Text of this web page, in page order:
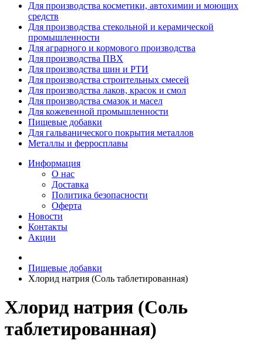
Для производства косметики, автохимии и моющих
средств
Для производства стекольной и керамической
промышленности
Для аграрного и кормового производства
Для производства ПВХ
Для производства шин и РТИ
Для производства строительных смесей
Для производства лаков, красок и смол
Для производства смазок и масел
Для кожевенной промышленности
Пищевые добавки
Для гальванического покрытия металлов
Металлы и ферросплавы
Информация
О нас
Доставка
Политика безопасности
Оферта
Новости
Контакты
Акции
Пищевые добавки
Хлорид натрия (Соль таблетированная)
Хлорид натрия (Соль
таблетированная)